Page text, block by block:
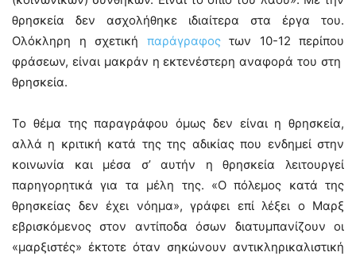
θρησκεία δεν ασχολήθηκε ιδιαίτερα στα έργα του.
Ολόκληρη η σχετική παράγραφοςτων 10-12 περίπου
φράσεων, είναι μακράν η εκτενέστερη αναφορά του στη
θρησκεία.
Το θέμα της παραγράφου όμως δεν είναι η θρησκεία,
αλλά η κριτική κατά της της αδικίας που ενδημεί στην
κοινωνία και μέσα σ’ αυτήν η θρησκεία λειτουργεί
παρηγορητικά για τα μέλη της. «Ο πόλεμος κατά της
θρησκείας δεν έχει νόημα», γράφει επί λέξει ο Μαρξ
εβρισκόμενος στον αντίποδα όσων διατυμπανίζουν οι
«μαρξιστές» έκτοτε όταν σηκώνουν αντικληρικαλιστική